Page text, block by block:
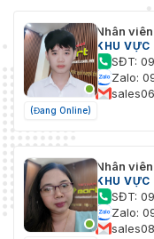
(Đang Online)
Nhân
KHU VỰC
SĐT:
Zalo:
Nhân
KHU
SĐT:
Zalo: